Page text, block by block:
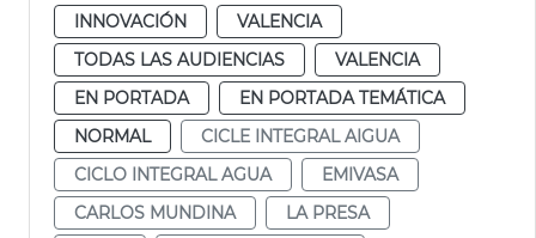
INNOVACIÓN
VALENCIA
TODAS LAS AUDIENCIAS
VALENCIA
EN PORTADA
EN PORTADA TEMÁTICA
NORMAL
CICLE INTEGRAL AIGUA
CICLO INTEGRAL AGUA
EMIVASA
CARLOS MUNDINA
LA PRESA